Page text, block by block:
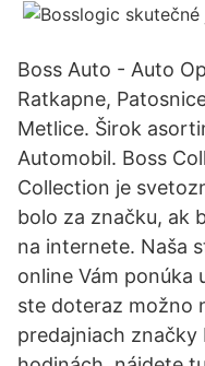
Boss Auto - Auto
Ratkapne,
Metlice. Širok
Automobil. Boss
Collection je
bolo za značku, ak
na internete. Naša
online Vám
ste doteraz možno
predajniach